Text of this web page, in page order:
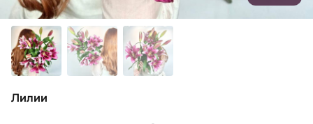
Лилии